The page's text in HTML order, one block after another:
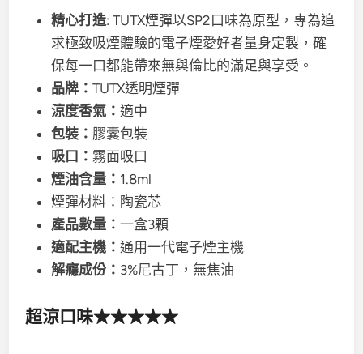
精心打造: TUTX煙彈以SP2口味為原型，專為追
求極致吸煙體驗的電子煙愛好者量身定製，確
保每一口都能帶來無與倫比的滿足與享受。
品牌：TUTX透明煙彈
涼度香氣：適中
包裝： 膠囊包裝
吸口： 霧面吸口
煙油含量： 1.8ml
煙彈材料：陶瓷芯
產品數量：一盒3顆
適配主機：通用一代電子煙主機
解癮成份： 3%尼古丁，無焦油
超涼口味★★★★★